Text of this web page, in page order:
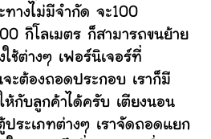
ทางไม่มีจำกัด จะ100
กิโลเมตร ก็สามารถขนย้าย
ใช้ต่างๆ เฟอร์นิเจอร์ที่
จะต้องถอดประกอบ เราก็มี
กับลูกค้าได้ครับ เตียงนอน
ประเภทต่างๆ เราจัดถอดแยก